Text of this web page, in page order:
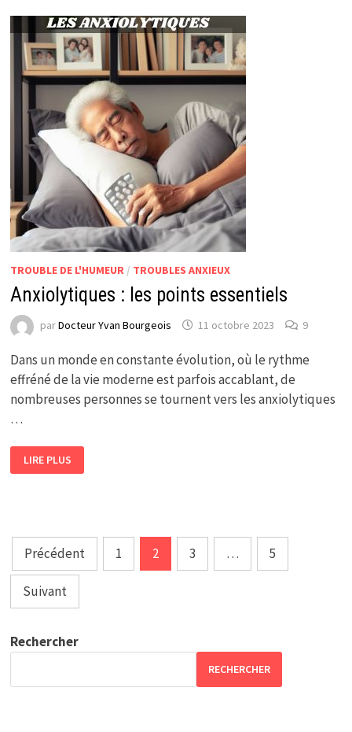
TROUBLE DE L'HUMEUR/ TROUBLES ANXIEUX
Anxiolytiques : les points essentiels
parDocteur Yvan Bourgeois 11 octobre 2023 9
Dans un monde en constante évolution, où le rythme
effréné de la vie moderne est parfois accablant, de
nombreuses personnes se tournent vers les anxiolytiques
…
ANXIOLYTIQUES
:
LES
LIRE PLUS
Pagination
des
publications
Précédent 1 2 3 … 5
Suivant
Rechercher
RECHERCHER